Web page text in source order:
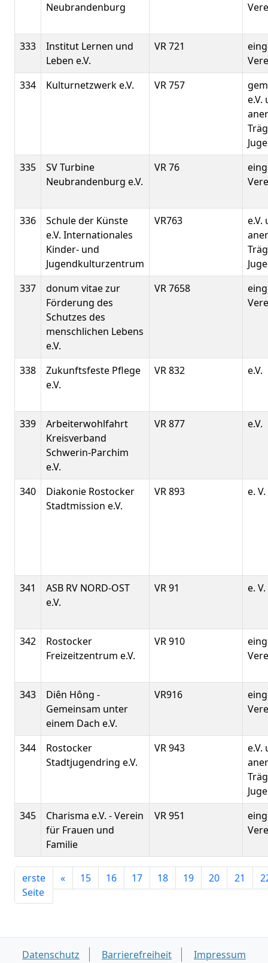
Neubrandenburg
333
Institut Lernen und
Leben e.V.
VR 721
334
Kulturnetzwerk e.V. VR 757
e.V.
335
SV Turbine
Neubrandenburg e.V.
VR 76
336
Schule der Künste
e.V. Internationales
Kinder- und
Jugendkulturzentrum
VR763
e.V.
337
donum vitae zur
Förderung des
Schutzes des
menschlichen Lebens
e.V.
VR 7658
338
Zukunftsfeste Pflege
e.V.
VR 832 e.V.
339
Arbeiterwohlfahrt
Kreisverband
Schwerin-Parchim
e.V.
VR 877 e.V.
340
Diakonie Rostocker
Stadtmission e.V.
VR 893 e. V.
341
ASB RV NORD-OST
e.V.
VR 91 e. V.
342
Rostocker
Freizeitzentrum e.V.
VR 910
343
Diên Hông -
Gemeinsam unter
einem Dach e.V.
VR916
344
Rostocker
Stadtjugendring e.V.
VR 943
e.V.
345
Charisma e.V. - Verein
für Frauen und
Familie
VR 951
erste
Seite
« 15 16 17 18 19 20 21
Datenschutz Barrierefreiheit Impressum